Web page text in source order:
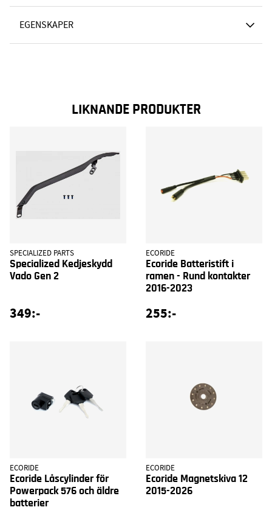
EGENSKAPER
LIKNANDE PRODUKTER
SPECIALIZED PARTS
Specialized Kedjeskydd
Vado Gen 2
349:-
ECORIDE
Ecoride Batteristift i
ramen - Rund kontakter
2016-2023
255:-
ECORIDE
Ecoride Låscylinder för
Powerpack 576 och äldre
batterier
ECORIDE
Ecoride Magnetskiva 12
2015-2026